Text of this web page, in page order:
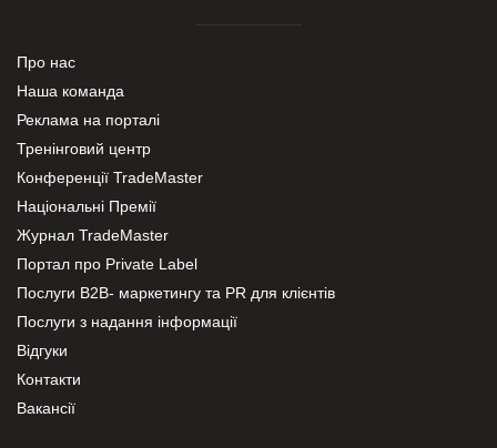
Про нас
Наша команда
Реклама на порталі
Тренінговий центр
Конференції TradeMaster
Національні Премії
Журнал TradeMaster
Портал про Private Label
Послуги В2В- маркетингу та PR для клієнтів
Послуги з надання інформації
Відгуки
Контакти
Вакансії